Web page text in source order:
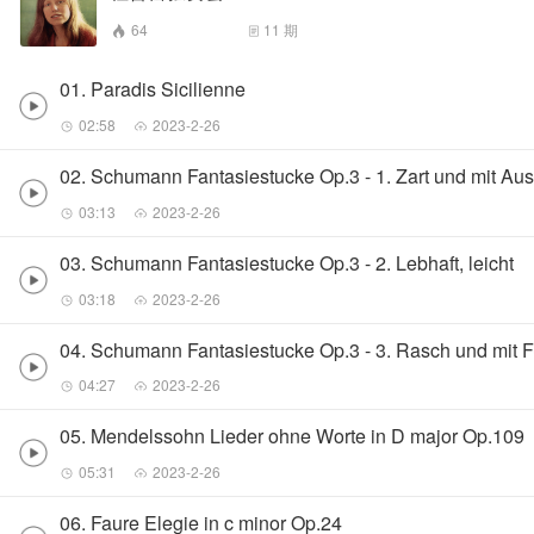
64 11 期
01. Paradis Sicilienne
02:58 2023-2-26
02. Schumann Fantasiestucke Op.3 - 1. Zart und mit
03:13 2023-2-26
03. Schumann Fantasiestucke Op.3 - 2. Lebhaft, leicht
03:18 2023-2-26
04. Schumann Fantasiestucke Op.3 - 3. Rasch und mit
04:27 2023-2-26
05. Mendelssohn Lieder ohne Worte in D major Op.109
05:31 2023-2-26
06. Faure Elegie in c minor Op.24